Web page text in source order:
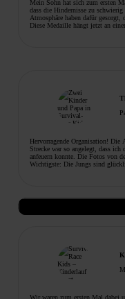
Mein Sohn hat sich zum ersten
dass die Hindernisse zu
Atmosphäre haben dafür gesorgt,
Diese Medaille hängt jetzt an
Hervorragende Organisation! Die
Strecke war so angelegt, dass ich
anfeuern konnte. Die Fotos von
Wichtigste: Die Jungs sind
Wir waren zum ersten Mal dabei